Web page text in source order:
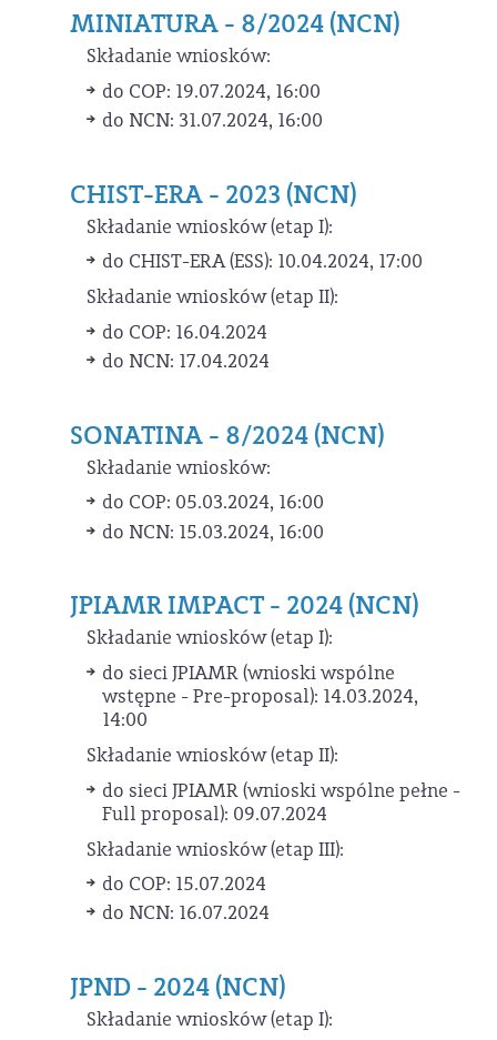
MINIATURA - 8/2024 (NCN)
Składanie wniosków:
do COP: 19.07.2024, 16:00
do NCN: 31.07.2024, 16:00
CHIST-ERA - 2023 (NCN)
Składanie wniosków (etap I):
do CHIST-ERA (ESS): 10.04.2024, 17:00
Składanie wniosków (etap II):
do COP: 16.04.2024
do NCN: 17.04.2024
SONATINA - 8/2024 (NCN)
Składanie wniosków:
do COP: 05.03.2024, 16:00
do NCN: 15.03.2024, 16:00
JPIAMR IMPACT - 2024 (NCN)
Składanie wniosków (etap I):
do sieci JPIAMR (wnioski wspólne
wstępne - Pre-proposal): 14.03.2024,
14:00
Składanie wniosków (etap II):
do sieci JPIAMR (wnioski wspólne pełne -
Full proposal): 09.07.2024
Składanie wniosków (etap III):
do COP: 15.07.2024
do NCN: 16.07.2024
JPND - 2024 (NCN)
Składanie wniosków (etap I):